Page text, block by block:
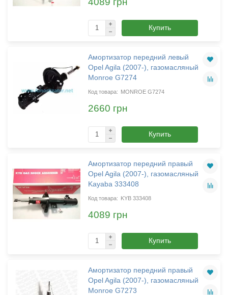
Купить
Амортизатор передний левый
Opel Agila (2007-), газомасляный
Monroe G7274
MONROE G7274
2660 грн
Купить
Амортизатор передний правый
Opel Agila (2007-), газомасляный
Kayaba 333408
KYB 333408
4089 грн
Купить
Амортизатор передний правый
Opel Agila (2007-), газомасляный
Monroe G7273